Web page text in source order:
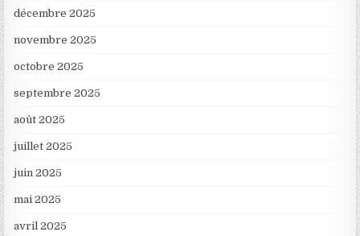
décembre 2025
novembre 2025
octobre 2025
septembre 2025
août 2025
juillet 2025
juin 2025
mai 2025
avril 2025